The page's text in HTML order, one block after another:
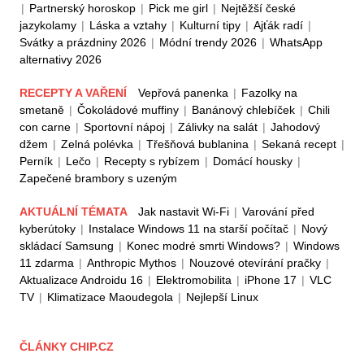
| Partnerský horoskop | Pick me girl | Nejtěžší české
jazykolamy | Láska a vztahy | Kulturní tipy | Ajťák radí |
Svátky a prázdniny 2026 | Módní trendy 2026 | WhatsApp
alternativy 2026
RECEPTY A VAŘENÍ Vepřová panenka | Fazolky na
smetaně | Čokoládové muffiny | Banánový chlebíček | Chili
con carne | Sportovní nápoj | Zálivky na salát | Jahodový
džem | Zelná polévka | Třešňová bublanina | Sekaná recept |
Perník | Lečo | Recepty s rybízem | Domácí housky |
Zapečené brambory s uzeným
AKTUÁLNÍ TÉMATA Jak nastavit Wi-Fi | Varování před
kyberútoky | Instalace Windows 11 na starší počítač | Nový
skládací Samsung | Konec modré smrti Windows? | Windows
11 zdarma | Anthropic Mythos | Nouzové otevírání pračky |
Aktualizace Androidu 16 | Elektromobilita | iPhone 17 | VLC
TV | Klimatizace Maoudegola | Nejlepší Linux
ČLÁNKY CHIP.CZ